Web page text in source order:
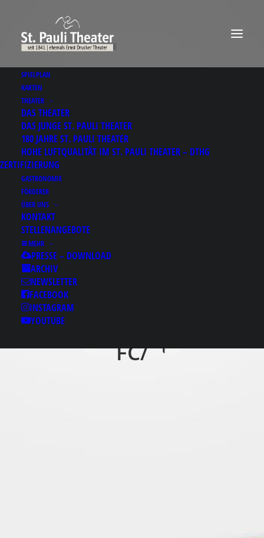
SPIELPLAN
KARTEN
THEATER
DAS THEATER
DAS JUNGE ST. PAULI THEATER
180 JAHRE ST. PAULI THEATER
HOHE LUFTQUALITÄT IM ST. PAULI THEATER – DTHG
ZERTIFIZIERUNG
GASTRONOMIE
FÖRDERER
ÜBER UNS
KONTAKT
STELLENANGEBOTE
MEHR
PRESSE – DOWNLOAD
ARCHIV
NEWSLETTER
FACEBOOK
INSTAGRAM
YOUTUBE
Results for: Us오픈골
프 CDDC7༚COM 보너스
코드 B77 대구북구원엑
스벳⋐홀덤바가이드북ů
전주KCC이지스ㄸ사설
FC/